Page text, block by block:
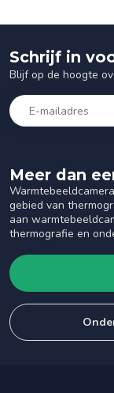
Meer dan
gebied van
aan
thermografie en
Schrijf in
Blijf op de hoogte